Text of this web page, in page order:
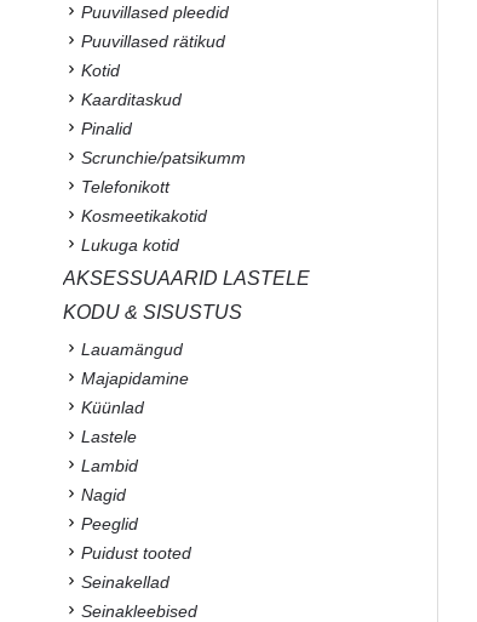
Puuvillased pleedid
Puuvillased rätikud
Kotid
Kaarditaskud
Pinalid
Scrunchie/patsikumm
Telefonikott
Kosmeetikakotid
Lukuga kotid
AKSESSUAARID LASTELE
KODU & SISUSTUS
Lauamängud
Majapidamine
Küünlad
Lastele
Lambid
Nagid
Peeglid
Puidust tooted
Seinakellad
Seinakleebised